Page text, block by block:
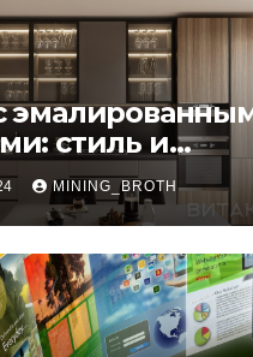
стиль и
в одном
MINING_BROTH